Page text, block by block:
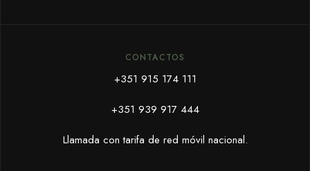
CONTACTOS
+351 915 174 111
+351 939 917 444
Llamada con tarifa de red móvil nacional.